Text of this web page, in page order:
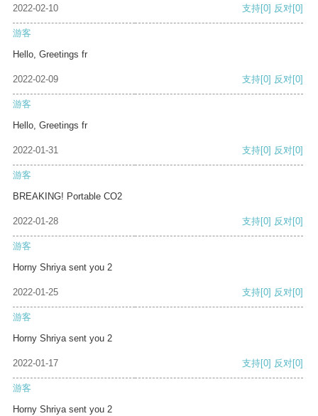
2022-02-10 支持[0] 反对[0]
游客
Hello, Greetings fr
2022-02-09 支持[0] 反对[0]
游客
Hello, Greetings fr
2022-01-31 支持[0] 反对[0]
游客
BREAKING! Portable CO2
2022-01-28 支持[0] 反对[0]
游客
Horny Shriya sent you 2
2022-01-25 支持[0] 反对[0]
游客
Horny Shriya sent you 2
2022-01-17 支持[0] 反对[0]
游客
Horny Shriya sent you 2